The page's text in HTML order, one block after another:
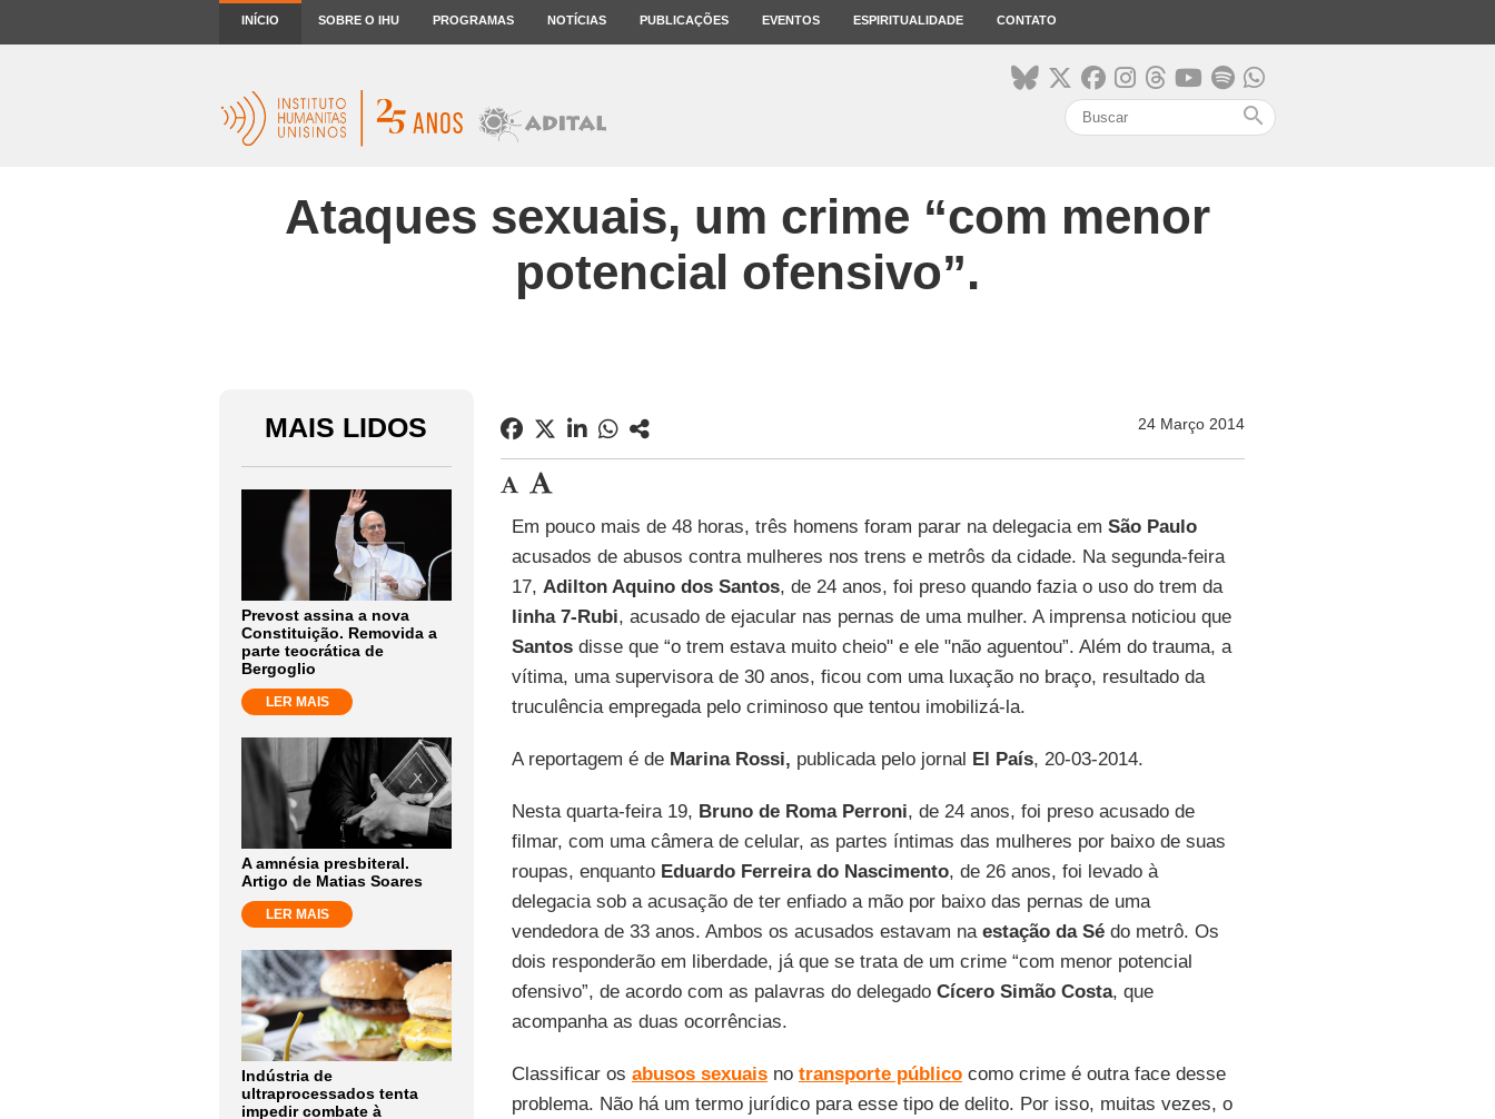
INÍCIO SOBRE O IHU PROGRAMAS NOTÍCIAS PUBLICAÇÕES EVENTOS ESPIRITUALIDADE CONTATO
search
Ataques sexuais, um crime “com menor
potencial ofensivo”.
MAIS LIDOS
Prevost assina a nova
Constituição. Removida a
parte teocrática de
Bergoglio
LER MAIS
A amnésia presbiteral.
Artigo de Matias Soares
LER MAIS
Indústria de
ultraprocessados tenta
impedir combate à
24 Março 2014
Em pouco mais de 48 horas, três homens foram parar na delegacia em São Paulo
acusados de abusos contra mulheres nos trens e metrôs da cidade. Na segunda-feira
17, Adilton Aquino dos Santos, de 24 anos, foi preso quando fazia o uso do trem da
linha 7-Rubi, acusado de ejacular nas pernas de uma mulher. A imprensa noticiou que
Santosdisse que “o trem estava muito cheio" e ele "não aguentou”. Além do trauma, a
vítima, uma supervisora de 30 anos, ficou com uma luxação no braço, resultado da
truculência empregada pelo criminoso que tentou imobilizá-la.
A reportagem é de Marina Rossi, publicada pelo jornal El País, 20-03-2014.
Nesta quarta-feira 19, Bruno de Roma Perroni, de 24 anos, foi preso acusado de
filmar, com uma câmera de celular, as partes íntimas das mulheres por baixo de suas
roupas, enquanto Eduardo Ferreira do Nascimento, de 26 anos, foi levado à
delegacia sob a acusação de ter enfiado a mão por baixo das pernas de uma
vendedora de 33 anos. Ambos os acusados estavam na estação da Sédo metrô. Os
dois responderão em liberdade, já que se trata de um crime “com menor potencial
ofensivo”, de acordo com as palavras do delegado Cícero Simão Costa, que
acompanha as duas ocorrências.
Classificar os abusos sexuaisno transporte públicocomo crime é outra face desse
problema. Não há um termo jurídico para esse tipo de delito. Por isso, muitas vezes, o